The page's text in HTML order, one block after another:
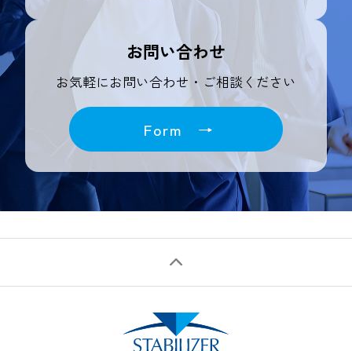
お問い合わせ
お気軽にお問い合わせ・ご相談ください
Form